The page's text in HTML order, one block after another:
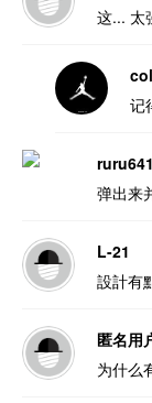
这... 太
记
ruru641
弹出来
L-21
設計有
匿名用
为什么